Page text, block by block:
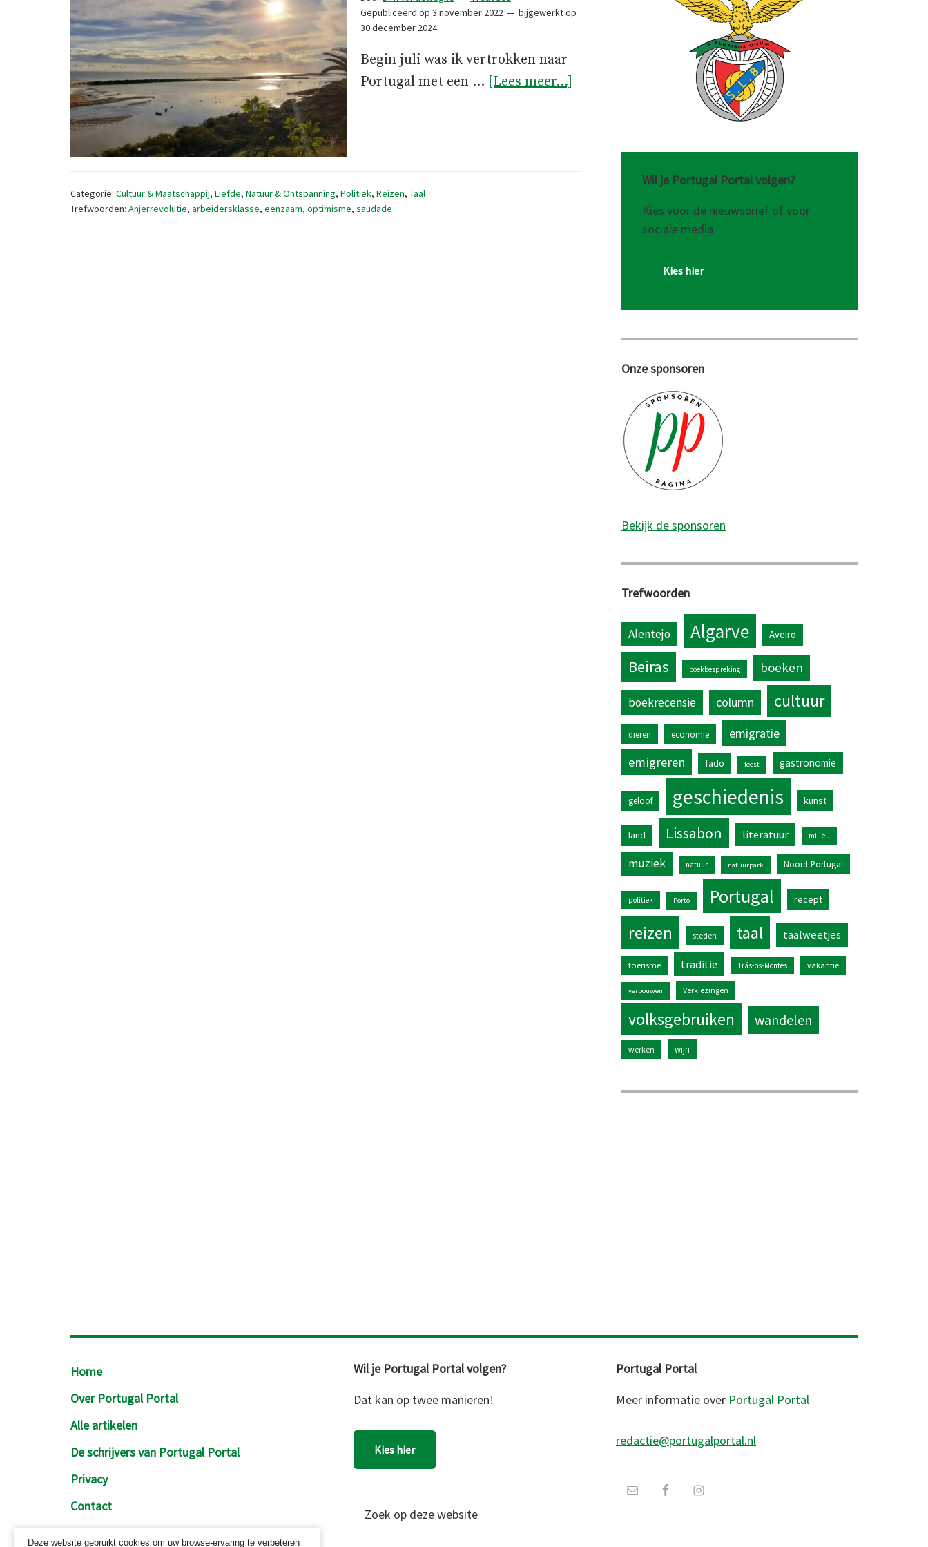
Gepubliceerd op 3 november 2022
bijgewerkt op
30 december 2024
Begin juli was ik vertrokken naar
Portugal met een … [Lees meer...]
Categorie: Cultuur & Maatschappij, Liefde, Natuur & Ontspanning, Politiek, Reizen, Taal
Trefwoorden: Anjerrevolutie, arbeidersklasse, eenzaam, optimisme, saudade
Wil je Portugal Portal volgen?
Kies voor de nieuwsbrief of voor
sociale media
Kies hier
Onze sponsoren
Bekijk de sponsoren
Trefwoorden
Alentejo Algarve Aveiro
Beiras boekbespreking boeken
boekrecensie column cultuur
dieren economie
emigratie
emigreren
fado feest gastronomie
geloof geschiedenis kunst
land Lissabon literatuur milieu
muziek natuur natuurpark Noord-Portugal
politiek Porto Portugal recept
reizen steden taal taalweetjes
toerisme traditie Trás-os-Montes vakantie
verbouwen Verkiezingen
volksgebruiken wandelen
werken wijn
Footer
Home
Over Portugal Portal
Alle artikelen
De schrijvers van Portugal Portal
Privacy
Contact
Cookiebeleid
Wil je Portugal Portal volgen?
Dat kan op twee manieren!
Kies hier
Portugal Portal
Meer informatie over Portugal Portal
redactie@portugalportal.nl
Deze website gebruikt cookies om uw browse-ervaring te verbeteren